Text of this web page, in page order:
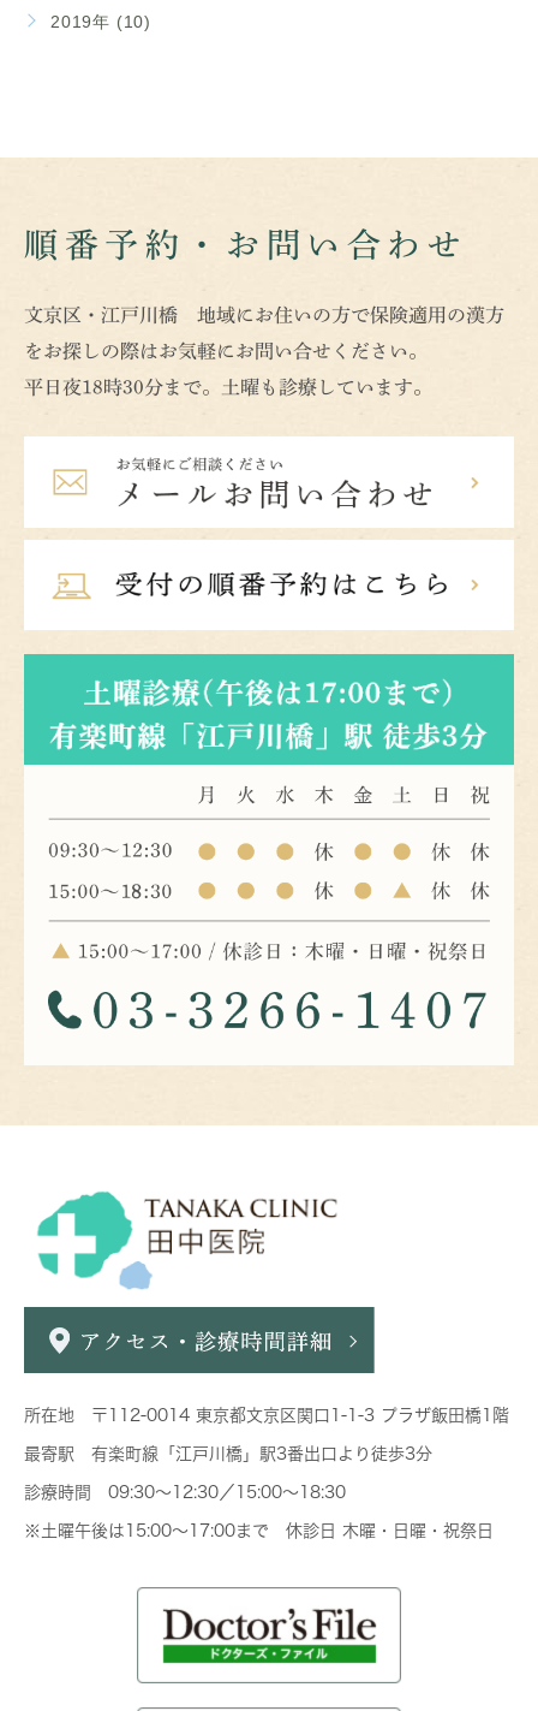
2019年 (10)
順番予約・お問い合わせ
文京区・江戸川橋 地域にお住いの方で保険適用の漢方
をお探しの際はお気軽にお問い合せください。
平日夜18時30分まで。土曜も診療しています。
所在地 〒112-0014 東京都文京区関口1-1-3 プラザ飯田橋1階
最寄駅 有楽町線「江戸川橋」駅3番出口より徒歩3分
診療時間 09:30～12:30／15:00～18:30
※土曜午後は15:00～17:00まで 休診日 木曜・日曜・祝祭日